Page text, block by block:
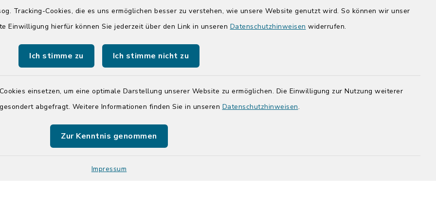
Tracking-Cookies, die es uns ermöglichen besser zu verstehen, wie unsere Website genutzt wird. So können wir unser
Einwilligung hierfür können Sie jederzeit über den Link in unseren Datenschutzhinweisen widerrufen.
Ich stimme zu Ich stimme nicht zu
einsetzen, um eine optimale Darstellung unserer Website zu ermöglichen. Die Einwilligung zur Nutzung weiterer
abgefragt. Weitere Informationen finden Sie in unseren Datenschutzhinweisen.
Zur Kenntnis genommen
Impressum
04551 964-0
04551 964-111
youtube
Donnerstag zusätzlich:
14:00-17:00 Uhr
Quicklinks
Kreis Segeberg
Tourist-Info der Stadt Bad